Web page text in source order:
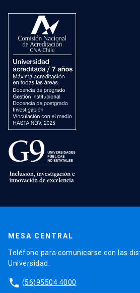
MESA CENTRAL
Teléfono para comunicarse con las
Universidad.
phone (56)95504 4000